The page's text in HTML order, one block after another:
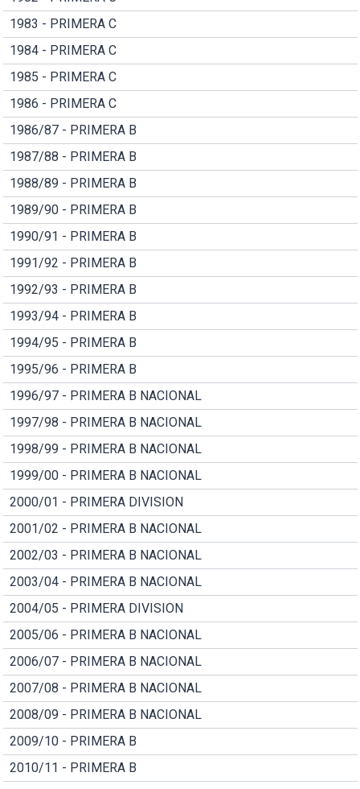
1983 - PRIMERA C
1984 - PRIMERA C
1985 - PRIMERA C
1986 - PRIMERA C
1986/87 - PRIMERA B
1987/88 - PRIMERA B
1988/89 - PRIMERA B
1989/90 - PRIMERA B
1990/91 - PRIMERA B
1991/92 - PRIMERA B
1992/93 - PRIMERA B
1993/94 - PRIMERA B
1994/95 - PRIMERA B
1995/96 - PRIMERA B
1996/97 - PRIMERA B NACIONAL
1997/98 - PRIMERA B NACIONAL
1998/99 - PRIMERA B NACIONAL
1999/00 - PRIMERA B NACIONAL
2000/01 - PRIMERA DIVISION
2001/02 - PRIMERA B NACIONAL
2002/03 - PRIMERA B NACIONAL
2003/04 - PRIMERA B NACIONAL
2004/05 - PRIMERA DIVISION
2005/06 - PRIMERA B NACIONAL
2006/07 - PRIMERA B NACIONAL
2007/08 - PRIMERA B NACIONAL
2008/09 - PRIMERA B NACIONAL
2009/10 - PRIMERA B
2010/11 - PRIMERA B